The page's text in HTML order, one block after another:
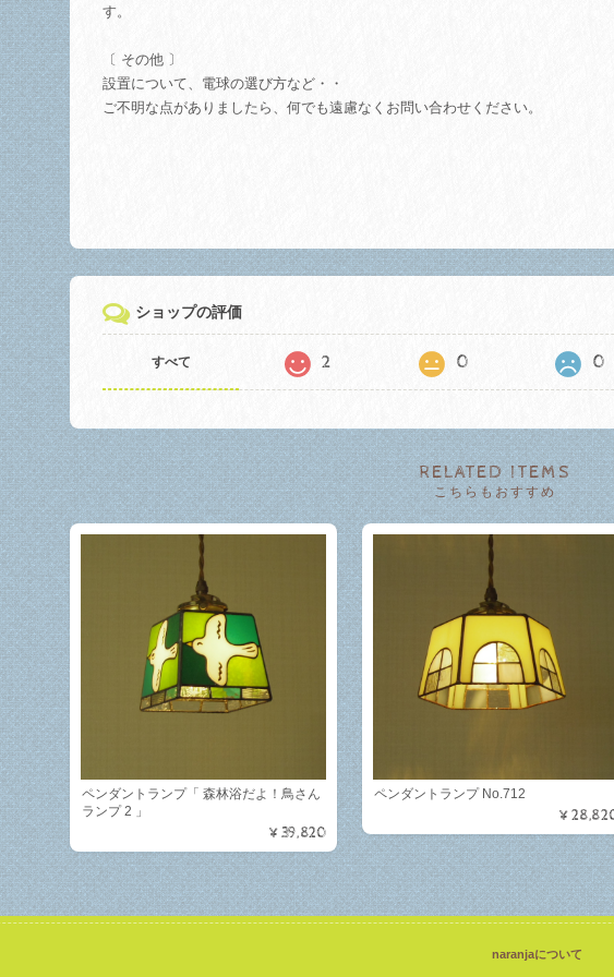
す。
〔 その他 〕
設置について、電球の選び方など・・
ご不明な点がありましたら、何でも遠慮なくお問い合わせください。
ショップの評価
すべて 2 0 0
RELATED ITEMS
こちらもおすすめ
ペンダントランプ「 森林浴だよ！鳥さん
ランプ 2 」
¥39,820
ペンダントランプ No.712
naranjaについて